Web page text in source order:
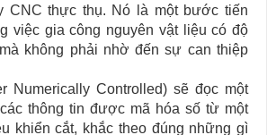
CNC thực thụ. Nó là một bước tiến
việc gia công nguyên vật liệu có độ
không phải nhờ đến sự can thiệp
Numerically Controlled) sẽ đọc một
thông tin được mã hóa số từ một
khiển cắt, khắc theo đúng những gì